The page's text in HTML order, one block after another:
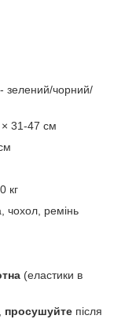
зелений/чорний/
31-47 см
кг
чохол, ремінь
(еластики в
просушуйте після